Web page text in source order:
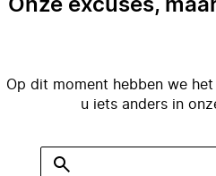
Onze excuses,
Op dit moment hebben we
u iets anders in